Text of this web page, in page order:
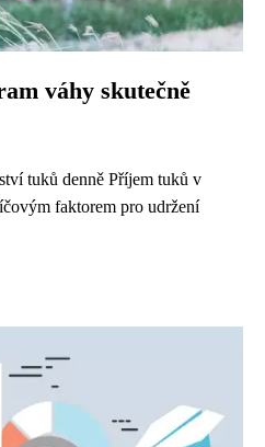
váhy skutečně
tuků denně Příjem tuků v
faktorem pro udržení